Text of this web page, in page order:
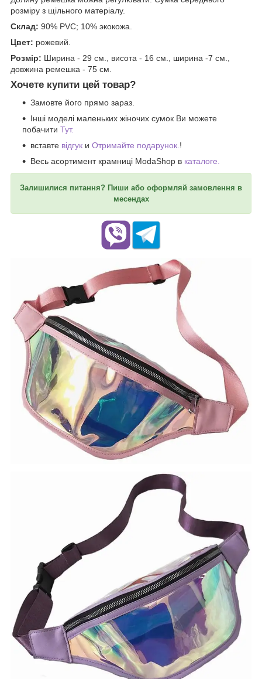
розміру з щільного матеріалу.
Склад: 90% PVC; 10% экокожа.
Цвет: рожевий.
Розмір: Ширина - 29 см., висота - 16 см., ширина -7 см.,
довжина ремешка - 75 см.
Хочете купити цей товар?
Замовте його прямо зараз.
Інші моделі маленьких жіночих сумок Ви можете
побачити Тут.
вставте відгук и Отримайте подарунок.!
Весь асортимент крамниці ModaShop в каталоге.
Залишилися питання? Пиши або оформляй замовлення в
месендах